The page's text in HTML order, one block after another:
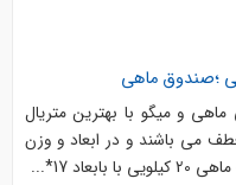
؛صندوق ماهی
ماهی و میگو با بهترین متریال
می باشند و در ابعاد و وزن
17*...